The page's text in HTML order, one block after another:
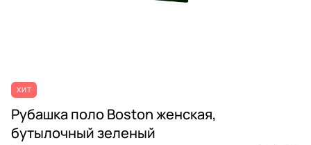
ХИТ
Рубашка поло Boston женская,
бутылочный зеленый